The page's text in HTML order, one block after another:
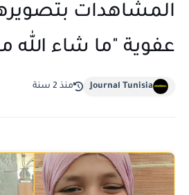
المشاهدات
عفوية "ما شاء الله
Journal Tunisia منذ 2 سنة